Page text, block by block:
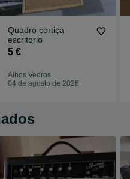
Quadro cortiça
escritorio
5 €
Alhos Vedros
04 de agosto de 2026